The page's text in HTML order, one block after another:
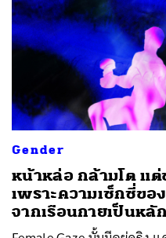
Gender
หน้าหล่อ กล้ามโต แต่
เพราะความเซ็กซี่ขอ
จากเรือนกายเป็นหลัก